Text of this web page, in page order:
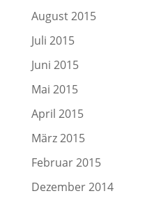
August 2015
Juli 2015
Juni 2015
Mai 2015
April 2015
März 2015
Februar 2015
Dezember 2014